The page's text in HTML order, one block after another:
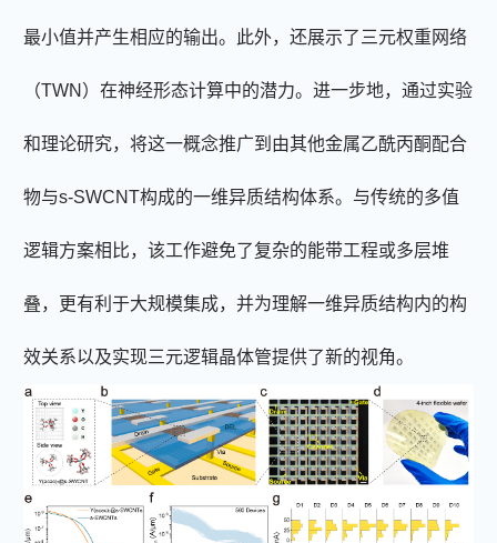
最小值并产生相应的输出。此外，还展示了三元权重网络
（TWN ）在神经形态计算中的潜力。进一步地，通过实验
和理论研究，将这一概念推广到由其他金属乙酰丙酮配合
物与s-SWCNT构成的一维异质结构体系。与传统的多值
逻辑方案相比，该工作避免了复杂的能带工程或多层堆
叠，更有利于大规模集成，并为理解一维异质结构内的构
效关系以及实现三元逻辑晶体管提供了新的视角。